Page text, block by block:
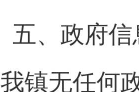
五、政府
我镇无任何